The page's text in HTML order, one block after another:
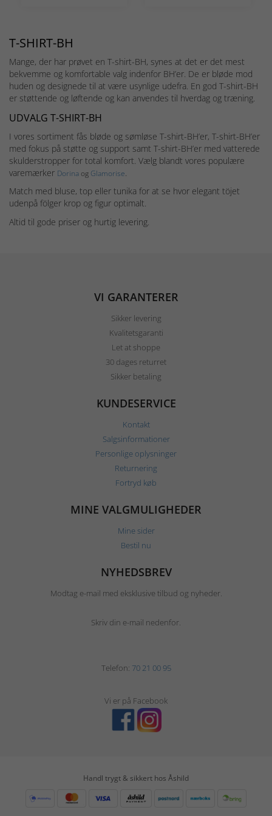
T-SHIRT-BH
Mange, der har prøvet en T-shirt-BH, synes at det er det mest
bekvemme og komfortable valg indenfor BH’er. De er bløde mod
huden og designede til at være usynlige udefra. En god T-shirt-BH
er støttende og løftende og kan anvendes til hverdag og træning.
UDVALG T-SHIRT-BH
I vores sortiment fås bløde og sømløse T-shirt-BH’er, T-shirt-BH’er
med fokus på støtte og support samt T-shirt-BH’er med vatterede
skulderstropper for total komfort. Vælg blandt vores populære
varemærker Dorina og Glamorise.
Match med bluse, top eller tunika for at se hvor elegant töjet
udenpå fölger krop og figur optimalt.
Altid til gode priser og hurtig levering.
VI GARANTERER
Sikker levering
Kvalitetsgaranti
Let at shoppe
30 dages returret
Sikker betaling
KUNDESERVICE
Kontakt
Salgsinformationer
Personlige oplysninger
Returnering
Fortryd køb
MINE VALGMULIGHEDER
Mine sider
Bestil nu
NYHEDSBREV
Modtag e-mail med eksklusive tilbud og nyheder.
Skriv din e-mail nedenfor.
Telefon: 70 21 00 95
Vi er på Facebook
Handl trygt & sikkert hos Åshild